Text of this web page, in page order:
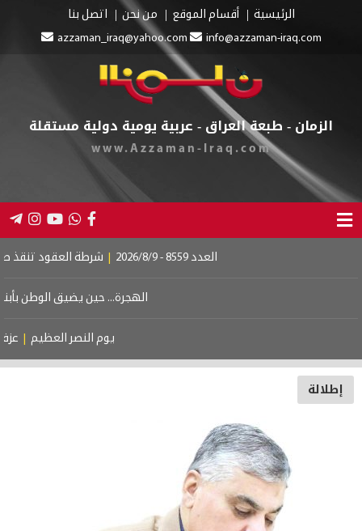
الرئيسية أقسام الموقع من نحن
اتصل بنا
azzaman_iraq@yahoo.com
info@azzaman-iraq.com
الزمان - طبعة العراق - عربية يومية دولية مستقلة
www.Azzaman-Iraq.com
العدد 8559 - 2026/8/9 | شرطة العقود تنقذ
الهجرة... حين يضيق الوطن بأبنائه
يوم النصر العظيم | عزف
إطلالة